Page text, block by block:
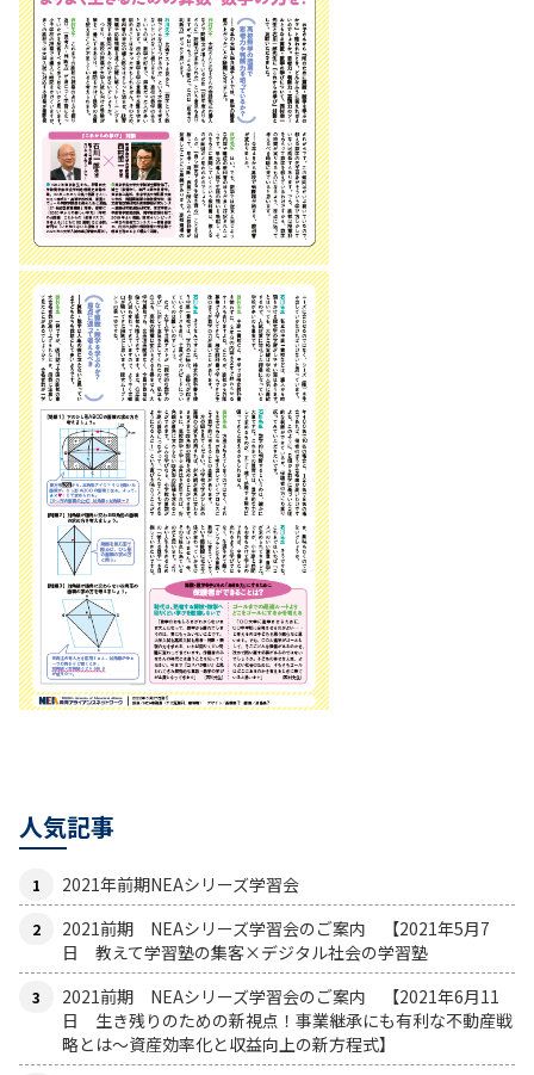
人気記事
2021年前期NEAシリーズ学習会
2021前期 NEAシリーズ学習会のご案内 【2021年5月7
日 教えて学習塾の集客×デジタル社会の学習塾
2021前期 NEAシリーズ学習会のご案内 【2021年6月11
日 生き残りのための新視点！事業継承にも有利な不動産戦
略とは〜資産効率化と収益向上の新方程式】